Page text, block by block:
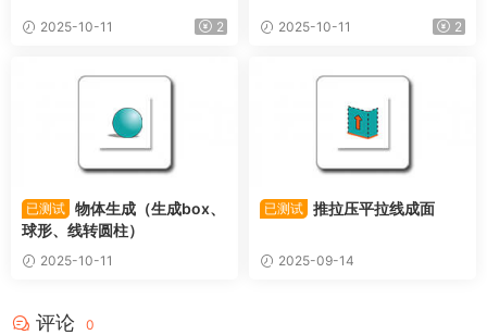
2025-10-11 2 2025-10-11 2
已测试 物体生成（生成box、
球形、线转圆柱）
2025-10-11
已测试 推拉压平拉线成面
2025-09-14
评论 0